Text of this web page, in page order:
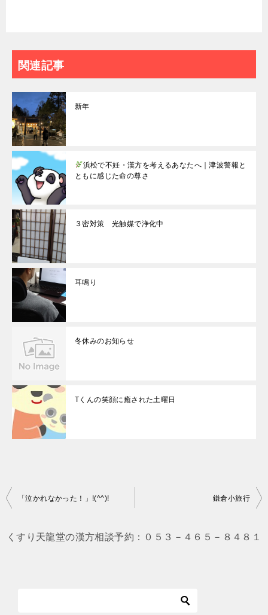
関連記事
新年
浜松で不妊・漢方を考えるあなたへ｜津波警報と
ともに感じた命の尊さ
３密対策 光触媒で浄化中
耳鳴り
冬休みのお知らせ
Tくんの笑顔に癒された土曜日
投
ナ
「泣かれなかった！」!(^^)! 鎌倉小旅行
くすり天龍堂の漢方相談予約：０５３－４６５－８４８１